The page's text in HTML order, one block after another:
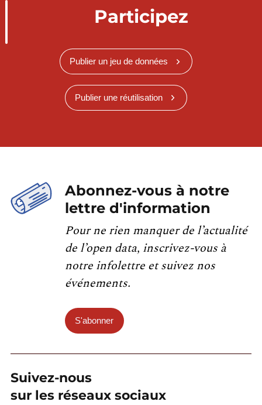
Participez
Publier un jeu de données
Publier une réutilisation
Abonnez-vous à notre
lettre d'information
Pour ne rien manquer de l’actualité
de l’open data, inscrivez-vous à
notre infolettre et suivez nos
événements.
S'abonner
Suivez-nous
sur les réseaux sociaux